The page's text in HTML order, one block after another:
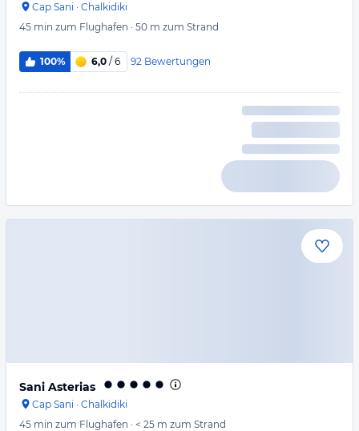
Cap Sani · Chalkidiki
45 min zum Flughafen · 50 m zum Strand
100% 6,0 / 6 92 Bewertungen
Sani Asterias
Cap Sani · Chalkidiki
45 min zum Flughafen · < 25 m zum Strand